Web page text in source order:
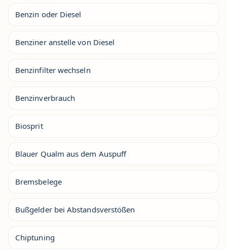
Benzin oder Diesel
Benziner anstelle von Diesel
Benzinfilter wechseln
Benzinverbrauch
Biosprit
Blauer Qualm aus dem Auspuff
Bremsbelege
Bußgelder bei Abstandsverstößen
Chiptuning